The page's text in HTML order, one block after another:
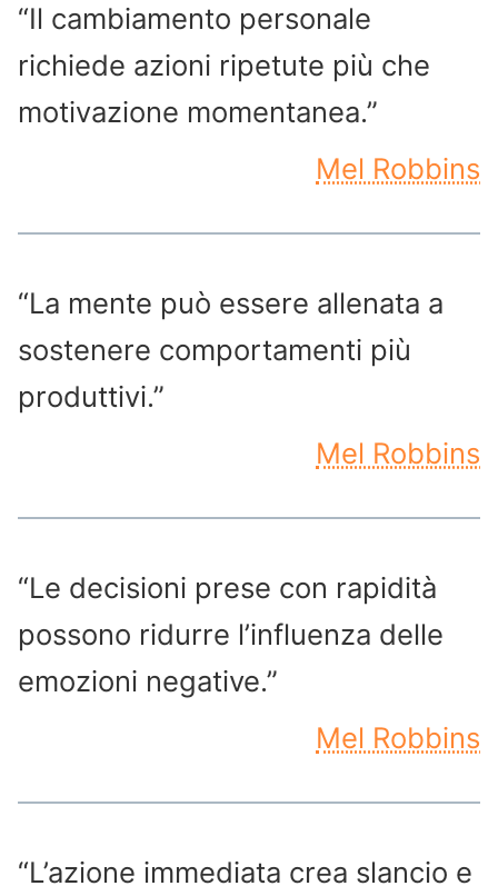
“Il cambiamento personale
richiede azioni ripetute più che
motivazione momentanea.”
Mel Robbins
“La mente può essere allenata a
sostenere comportamenti più
produttivi.”
Mel Robbins
“Le decisioni prese con rapidità
possono ridurre l’influenza delle
emozioni negative.”
Mel Robbins
“L’azione immediata crea slancio e